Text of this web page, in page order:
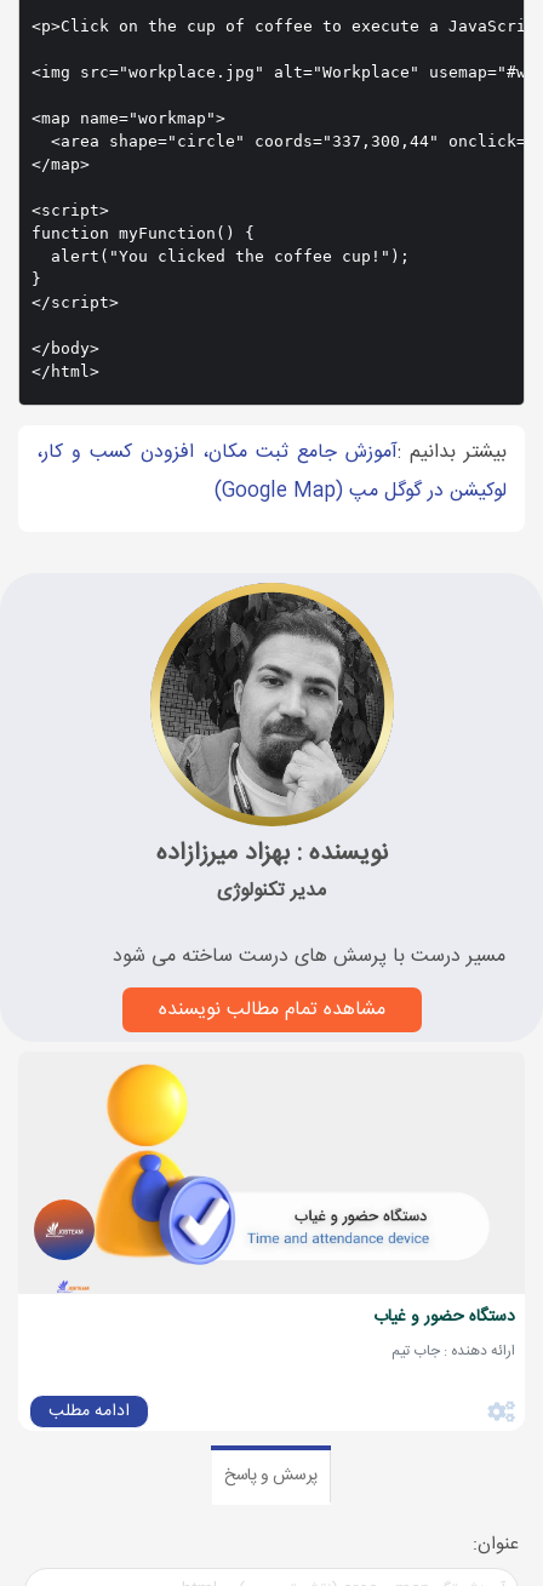
<p>Click on the cup of coffee to execute a
<img src="workplace.jpg" alt="Workplace"
<map name="workmap">
<area shape="circle" coords="337,300,44"
</map>
<script>
function myFunction() {
  alert("You clicked the coffee cup!");
}
</script>
</body>
</html>
بیشتر بدانیم :آموزش جامع ثبت مکان، افزودن کسب و کار،
لوکیشن در گوگل مپ (Google Map)
نویسنده : بهزاد میرزازاده
مدیر تکنولوژی
مسیر درست با پرسش های درست ساخته می شود
مشاهده تمام مطالب نویسنده
دستگاه حضور و غیاب
ارائه دهنده : جاب تیم
ادامه مطلب
پرسش و پاسخ
عنوان: